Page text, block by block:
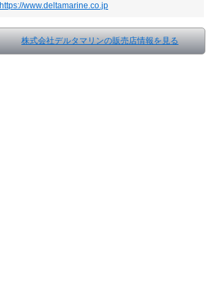
https://www.deltamarine.co.jp
株式会社デルタマリンの販売店情報を見る